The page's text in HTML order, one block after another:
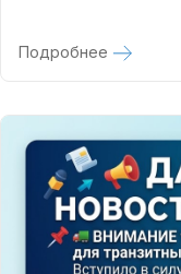
Подробнее